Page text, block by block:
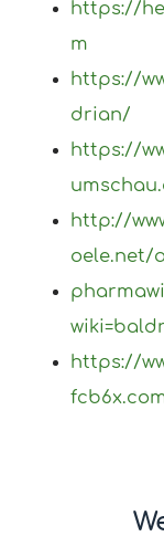
https://
m
https://
drian/
https://
http://
oele.net/
https://